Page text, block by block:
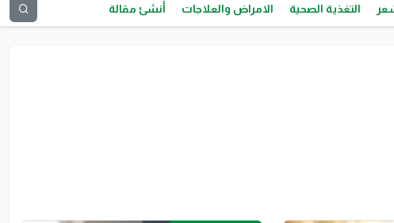
التغذية الصحية الامراض والعلاجات أنشئ مقالة